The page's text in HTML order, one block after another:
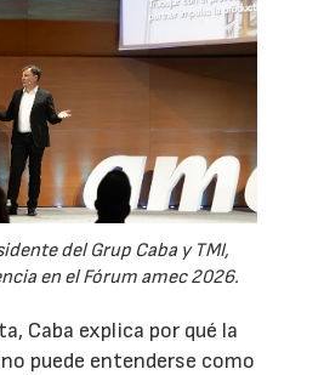
del Grup Caba y TMI,
en el Fórum amec 2026.
Caba explica por qué la
puede entenderse como